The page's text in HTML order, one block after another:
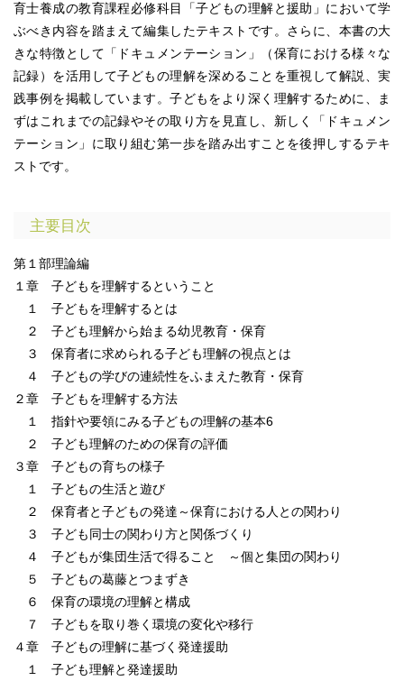
育士養成の教育課程必修科目「子どもの理解と援助」において学
ぶべき内容を踏まえて編集したテキストです。さらに、本書の大
きな特徴として「ドキュメンテーション」（保育における様々な
記録）を活用して子どもの理解を深めることを重視して解説、実
践事例を掲載しています。子どもをより深く理解するために、ま
ずはこれまでの記録やその取り方を見直し、新しく「ドキュメン
テーション」に取り組む第一歩を踏み出すことを後押しするテキ
ストです。
主要目次
第１部理論編
１章 子どもを理解するということ
１ 子どもを理解するとは
２ 子ども理解から始まる幼児教育・保育
３ 保育者に求められる子ども理解の視点とは
４ 子どもの学びの連続性をふまえた教育・保育
２章 子どもを理解する方法
１ 指針や要領にみる子どもの理解の基本6
２ 子ども理解のための保育の評価
３章 子どもの育ちの様子
１ 子どもの生活と遊び
２ 保育者と子どもの発達～保育における人との関わり
３ 子ども同士の関わり方と関係づくり
４ 子どもが集団生活で得ること ～個と集団の関わり
５ 子どもの葛藤とつまずき
６ 保育の環境の理解と構成
７ 子どもを取り巻く環境の変化や移行
４章 子どもの理解に基づく発達援助
１ 子ども理解と発達援助